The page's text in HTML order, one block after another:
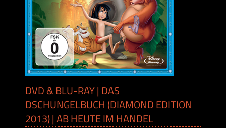
DVD & BLU-RAY | DAS
DSCHUNGELBUCH (DIAMOND EDITION
2013) | AB HEUTE IM HANDEL